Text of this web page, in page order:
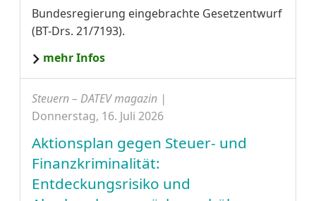
Bundesregierung eingebrachte Gesetzentwurf
(BT-Drs. 21/7193).
mehr Infos
Steuern – DATEV magazin |
Donnerstag, 16. Juli 2026
Aktionsplan gegen Steuer- und
Finanzkriminalität:
Entdeckungsrisiko und